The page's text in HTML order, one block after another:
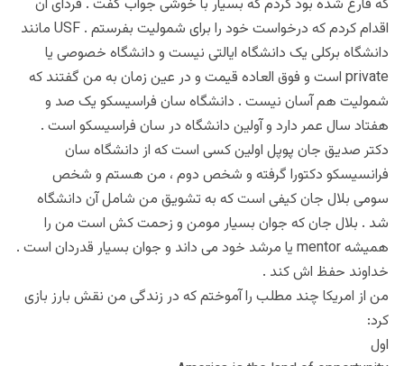
که فارغ شده بود کردم که بسیار با خوشی جواب گفت . فردای آن
اقدام کردم که درخواست خود را برای شمولیت بفرستم . USF مانند
دانشگاه برکلی یک دانشگاه ایالتی نیست و دانشگاه خصوصی یا
private است و فوق العاده قیمت و در عین زمان به من گفتند که
شمولیت هم آسان نیست . دانشگاه سان فراسیسکو یک صد و
هفتاد سال عمر دارد و آولین دانشگاه در سان فراسیسکو است .
دکتر صدیق جان پوپل اولین کسی است که از دانشگاه سان
فرانسیسکو دکتورا گرفته و شخص دوم ، من هستم و شخص
سومی بلال جان کیفی است که به تشویق من شامل آن دانشگاه
شد . بلال جان که جوان بسیار مومن و زحمت کش است من را
همیشه mentor یا مرشد خود می داند و جوان بسیار قدردان است .
خداوند حفظ اش کند .
من از امریکا چند مطلب را آموختم که در زندگی من نقش بارز بازی
کرد:
اول